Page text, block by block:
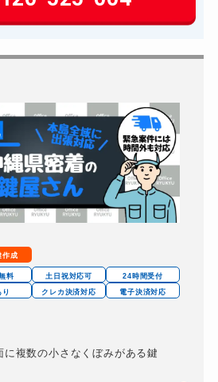
14,300円～(税込)
16,500円～(税込)
け 8,800円～(税込)
14,300円～(税込)
け 8,800円～(税込)
け 10,780円～(税込)
成
作成
料 土日祝対応可
24時間受付
クレカ決済対応
電子決済対応
複数の小さなくぼみがある鍵